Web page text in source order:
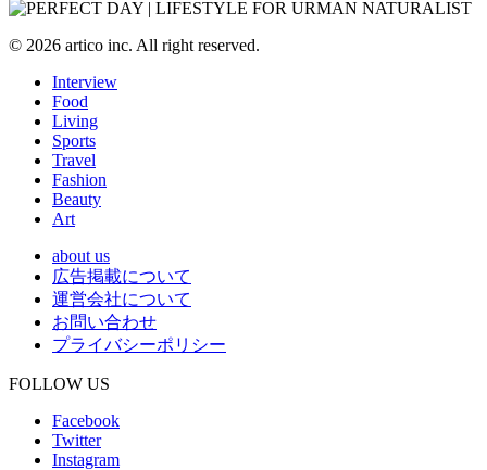
© 2026 artico inc. All right reserved.
Interview
Food
Living
Sports
Travel
Fashion
Beauty
Art
about us
広告掲載について
運営会社について
お問い合わせ
プライバシーポリシー
FOLLOW US
Facebook
Twitter
Instagram